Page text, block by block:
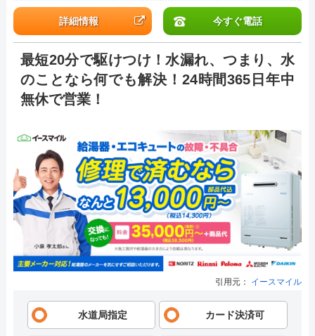
詳細情報 今すぐ電話
最短20分で駆けつけ！水漏れ、つまり、水
のことなら何でも解決！24時間365日年中
無休で営業！
引用元： イースマイル
水道局指定 カード決済可